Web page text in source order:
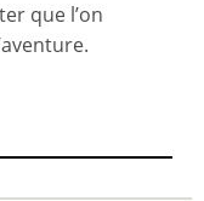
que l’on